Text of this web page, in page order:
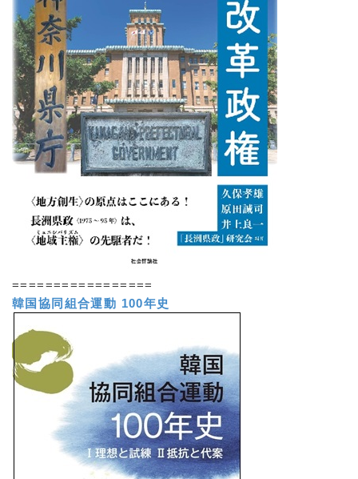
=================
韓国協同組合運動 100年史